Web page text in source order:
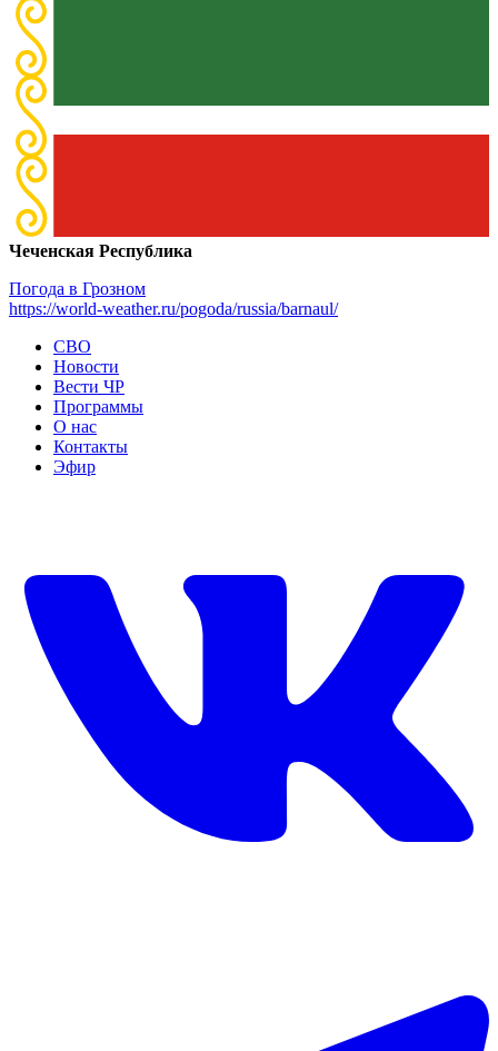
Чеченская Республика
Погода в Грозном
https://world-weather.ru/pogoda/russia/barnaul/
СВО
Новости
Вести ЧР
Программы
О нас
Контакты
Эфир